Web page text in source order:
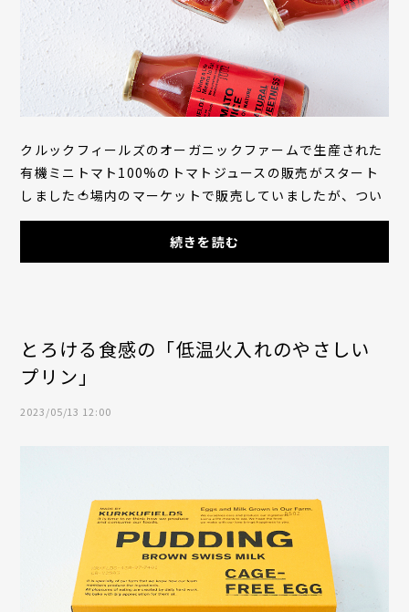
クルックフィールズのオーガニックファームで生産された
有機ミニトマト100%のトマトジュースの販売がスタート
しました🍅場内のマーケットで販売していましたが、つい
にオンラインショップに登場です！クルックフ...
続きを読む
とろける食感の「低温火入れのやさしい
プリン」
2023/05/13 12:00